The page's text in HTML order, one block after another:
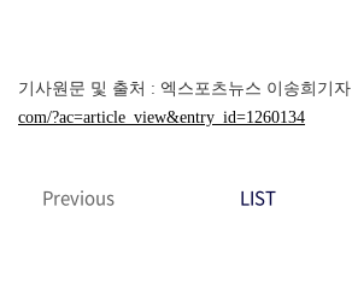
기사원문 및 출처 : 엑스포츠뉴스 이송희기자
com/?ac=article_view&entry_id=1260134
Previous LIST